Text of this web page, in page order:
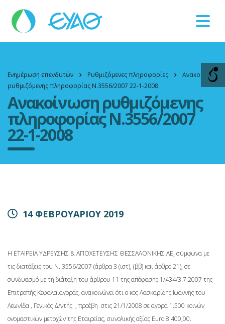
Ενημέρωση επενδυτών Ρυθμιζόμενες πληροφορίες
Ανακοίνωση
ρυθμιζόμενης πληροφορίας Ν.3556/2007 22-1-2008
Ανακοίνωση ρυθμιζόμενης
πληροφορίας Ν.3556/2007
22-1-2008
14 ΦΕΒΡΟΥΑΡΙΟΥ 2019
Η ΕΤΑΙΡΕΙΑ ΥΔΡΕΥΣΗΣ & ΑΠΟΧΕΤΕΥΣΗΣ ΘΕΣΣΑΛΟΝΙΚΗΣ ΑΕ, σύμφωνα με
τις διατάξεις του Ν. 3556/2007 (άρθρα 3 (ιστ), (ββ) και άρθρο 21), σε
συνδυασμό με τη διάταξη του άρθρου 11 της απόφασης 1/434/3.7.2007 της
Επιτροπής Κεφαλαιαγοράς, ανακοινώνει ότι ο κος Λασκαρίδης Ιωάννης του
Λεωνίδα , Γενικός Δ/ντής , προέβη στις 21/1/2008 σε αγορά 1.500 κοινών
ονομαστικών μετοχών της Εταιρείας, συνολικής αξίας Euro 8.400,00.